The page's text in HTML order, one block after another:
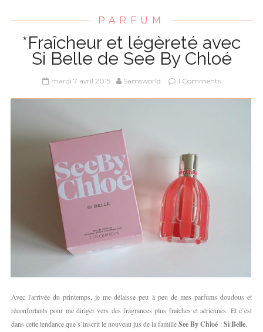
PARFUM
*Fraîcheur et légèreté avec
Si Belle de See By Chloé
mardi 7 avril 2015 Samsworld 1 Comments
Avec l'arrivée du printemps, je me délaisse peu à peu de mes parfums doudous et
réconfortants pour me diriger vers des fragrances plus fraîches et aériennes. Et c’est
dans cette tendance que s’inscrit le nouveau jus de la familleSee By Chloé : Si Belle.